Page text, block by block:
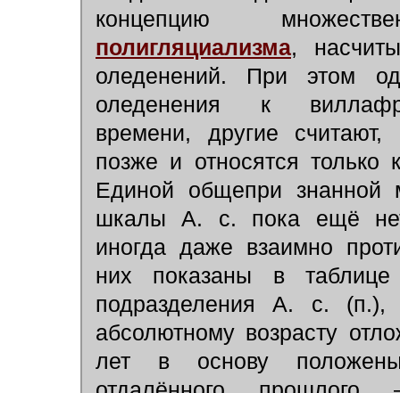
концепцию
полигляциализма,
оледенений. При этом
оледенения к
времени, другие
позже и относятся
Единой общепри знанной
шкалы А. с. пока ещё
иногда даже взаимно
них показаны в таблице
подразделения А. с.
абсолютному возрасту
лет в основу